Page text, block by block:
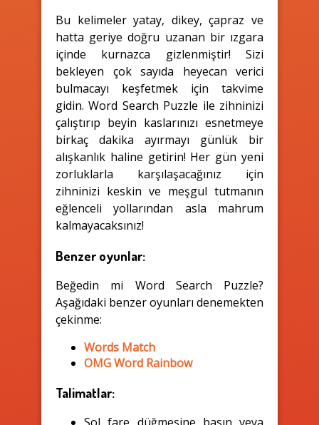
Bu kelimeler yatay, dikey, çapraz ve
hatta geriye doğru uzanan bir ızgara
içinde kurnazca gizlenmiştir! Sizi
bekleyen çok sayıda heyecan verici
bulmacayı keşfetmek için takvime
gidin. Word Search Puzzle ile zihninizi
çalıştırıp beyin kaslarınızı esnetmeye
birkaç dakika ayırmayı günlük bir
alışkanlık haline getirin! Her gün yeni
zorluklarla karşılaşacağınız için
zihninizi keskin ve meşgul tutmanın
eğlenceli yollarından asla mahrum
kalmayacaksınız!
Benzer oyunlar:
Beğedin mi Word Search Puzzle?
Aşağıdaki benzer oyunları denemekten
çekinme:
Words Match
OMG Word Rainbow
Talimatlar: